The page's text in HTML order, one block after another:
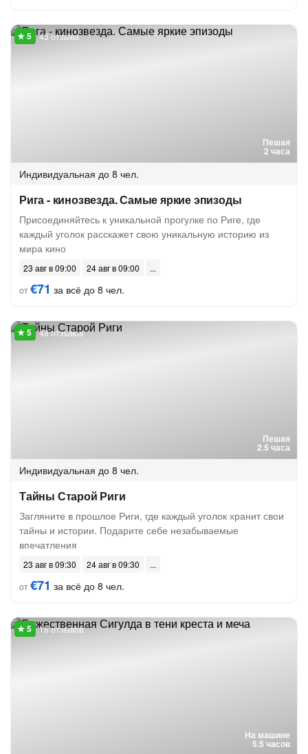
Пешая
2 часа
43 отзыва
Индивидуальная до 8 чел.
Рига - кинозвезда. Самые яркие эпизоды
Присоединяйтесь к уникальной прогулке по Риге, где
каждый уголок расскажет свою уникальную историю из
мира кино
23 авг в 09:00
24 авг в 09:00
от€71 за всё до 8 чел.
Пешая
2.5 часа
48 отзывов
Индивидуальная до 8 чел.
Тайны Старой Риги
Загляните в прошлое Риги, где каждый уголок хранит свои
тайны и истории. Подарите себе незабываемые
впечатления
23 авг в 09:30
24 авг в 09:30
от€71 за всё до 8 чел.
На машине
5.5 часов
16 отзывов